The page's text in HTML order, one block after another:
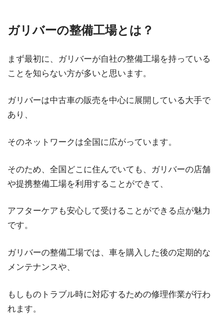
ガリバーの整備工場とは？
まず最初に、ガリバーが自社の整備工場を持っている
ことを知らない方が多いと思います。
ガリバーは中古車の販売を中心に展開している大手で
あり、
そのネットワークは全国に広がっています。
そのため、全国どこに住んでいても、ガリバーの店舗
や提携整備工場を利用することができて、
アフターケアも安心して受けることができる点が魅力
です。
ガリバーの整備工場では、車を購入した後の定期的な
メンテナンスや、
もしものトラブル時に対応するための修理作業が行わ
れます。